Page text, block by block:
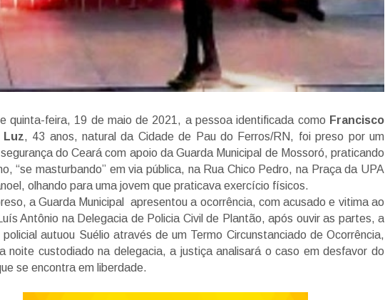
quinta-feira, 19 de maio de 2021, a pessoa identificada como Francisco
Luz, 43 anos, natural da Cidade de Pau do Ferros/RN, foi preso por um
do Ceará com apoio da Guarda Municipal de Mossoró, praticando
“se masturbando” em via pública, na Rua Chico Pedro, na Praça da UPA
olhando para uma jovem que praticava exercício físicos.
a Guarda Municipal apresentou a ocorrência, com acusado e vitima ao
Antônio na Delegacia de Policia Civil de Plantão, após ouvir as partes, a
autuou Suélio através de um Termo Circunstanciado de Ocorrência,
noite custodiado na delegacia, a justiça analisará o caso em desfavor do
se encontra em liberdade.